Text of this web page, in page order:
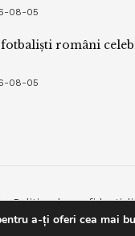
08-05
români
08-05
Politica de
a-ți oferi cea mai